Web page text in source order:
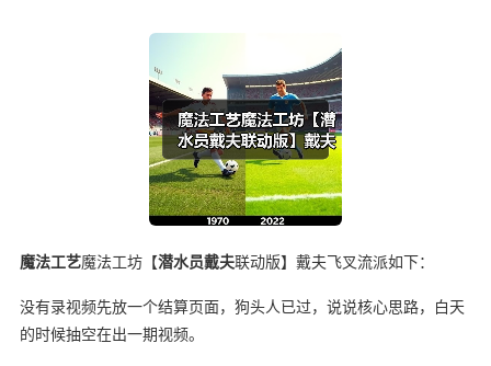
魔法工艺魔法工坊【潜水员戴夫联动版】戴夫飞叉流派如下：
没有录视频先放一个结算页面，狗头人已过，说说核心思路，白天
的时候抽空在出一期视频。